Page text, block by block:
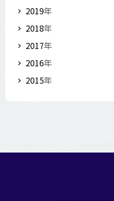
2019年
2018年
2017年
2016年
2015年